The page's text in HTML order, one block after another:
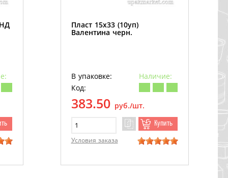
Пласт 15х33 (10уп)
Валентина черн.
В упаковке:
Наличие:
Код:
383.50 руб./шт.
Купить
Условия заказа